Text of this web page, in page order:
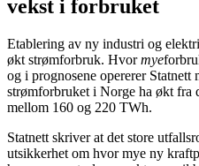
vekst i forbruket
Etablering av ny industri og
økt strømforbruk. Hvormye
og i prognosene opererer
strømforbruket i Norge ha økt fra
mellom 160 og 220 TWh.
Statnett skriver at det store
utsikkerhet om hvor mye ny